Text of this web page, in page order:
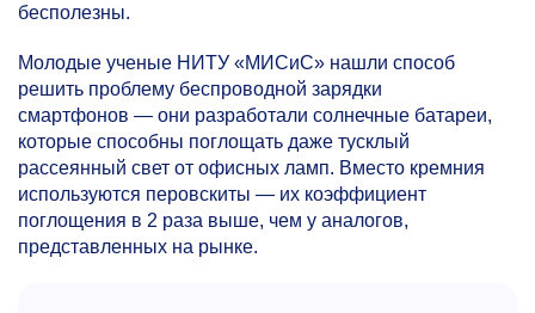
бесполезны.
Молодые ученые НИТУ «МИСиС» нашли способ
решить проблему беспроводной зарядки
смартфонов — они разработали солнечные батареи,
которые способны поглощать даже тусклый
рассеянный свет от офисных ламп. Вместо кремния
используются перовскиты — их коэффициент
поглощения в 2 раза выше, чем у аналогов,
представленных на рынке.